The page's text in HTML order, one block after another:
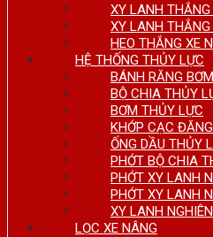
XY LANH THẮNG
XY LANH THẮNG
HEO THẮNG XE
HỆ THỐNG THỦY LỰC
BÁNH RĂNG
BỘ CHIA THỦY
BƠM THỦY LỰC
KHỚP CẠC
ỐNG DẦU THỦY
PHỚT BỘ CHIA
PHỚT XY LANH
PHỚT XY LANH
XY LANH
LỌC XE NÂNG